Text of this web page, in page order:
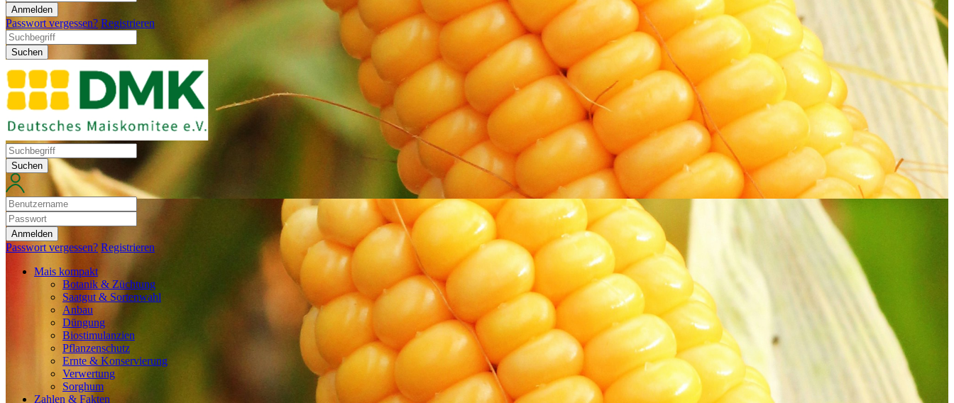
Anmelden
Passwort vergessen? Registrieren
Suchen
Suchen
Anmelden
Passwort vergessen? Registrieren
Mais kompakt
Botanik & Züchtung
Saatgut & Sortenwahl
Anbau
Düngung
Biostimulanzien
Pflanzenschutz
Ernte & Konservierung
Verwertung
Sorghum
Zahlen & Fakten